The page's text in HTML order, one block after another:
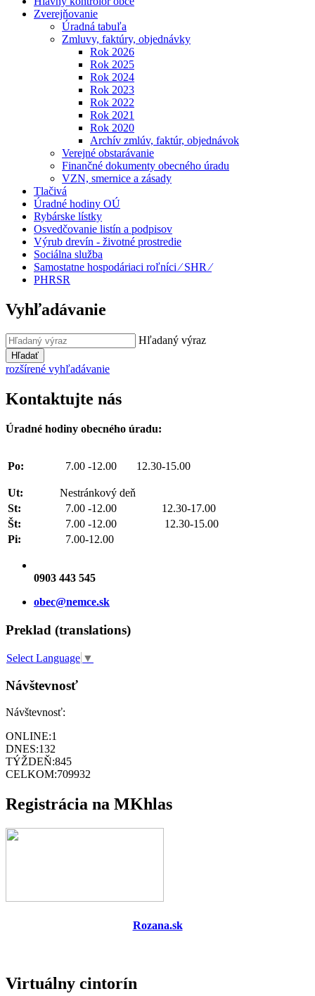
Zverejňovanie
Úradná tabuľa
Zmluvy, faktúry, objednávky
Rok 2026
Rok 2025
Rok 2024
Rok 2023
Rok 2022
Rok 2021
Rok 2020
Archív zmlúv, faktúr, objednávok
Verejné obstarávanie
Finančné dokumenty obecného úradu
VZN, smernice a zásady
Tlačivá
Úradné hodiny OÚ
Rybárske lístky
Osvedčovanie listín a podpisov
Výrub drevín - životné prostredie
Sociálna služba
Samostatne hospodáriaci roľníci ⁄ SHR ⁄
PHRSR
Vyhľadávanie
Hľadaný výraz
Hľadať
rozšírené vyhľadávanie
Kontaktujte nás
Úradné hodiny obecného úradu:
Po: 7.00 -12.00 12.30-15.00
Ut:
Nestránkový deň
St:
7.00 -12.00 12.30-17.00
Št:
7.00 -12.00 12.30-15.00
Pi:
7.00-12.00
0903 443 545
obec@nemce.sk
Preklad (translations)
Select Language ▼
Návštevnosť
Návštevnosť:
ONLINE:1
DNES:132
TÝŽDEŇ:845
CELKOM:709932
Registrácia na MKhlas
Rozana.sk
Virtuálny cintorín